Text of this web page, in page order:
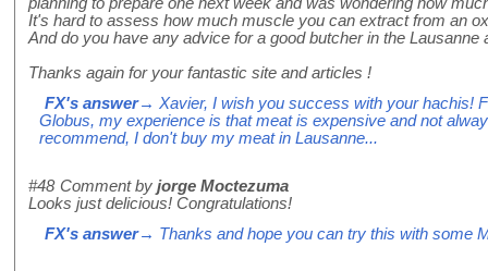
It's hard to assess how much muscle you can extract from an
And do you have any advice for a good butcher in the Lausanne
Thanks again for your fantastic site and articles !
FX's answer→ Xavier, I wish you success with your hachis!
Globus, my experience is that meat is expensive and not
recommend, I don't buy my meat in Lausanne...
#48 Comment by jorge Moctezuma
Looks just delicious! Congratulations!
FX's answer→ Thanks and hope you can try this with some